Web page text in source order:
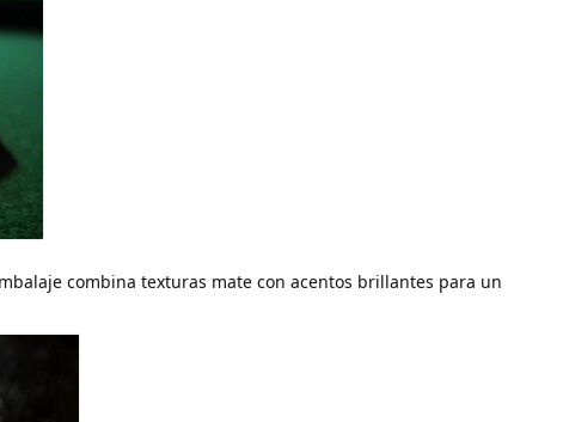
combina texturas mate con acentos brillantes para un